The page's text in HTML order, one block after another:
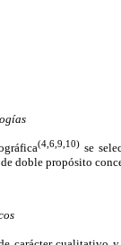
(4,6,9,10) se
doble propósito